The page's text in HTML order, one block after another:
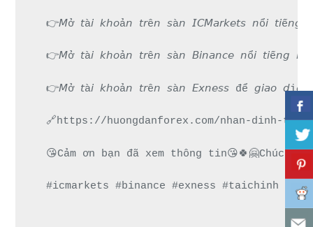
👉𝘔ở 𝘵à𝘪 𝘬𝘩𝘰ả𝘯 𝘵𝘳ê𝘯 𝘴à𝘯 𝘐𝘊𝘔𝘢𝘳𝘬𝘦𝘵𝘴 𝘯ổ𝘪
👉𝘔ở 𝘵à𝘪 𝘬𝘩𝘰ả𝘯 𝘵𝘳ê𝘯 𝘴à𝘯 𝘉𝘪𝘯𝘢𝘯𝘤𝘦 𝘯ổ𝘪
👉𝘔ở 𝘵à𝘪 𝘬𝘩𝘰ả𝘯 𝘵𝘳ê𝘯 𝘴à𝘯 𝘌𝘹𝘯𝘦𝘴𝘴 để 𝘨𝘪𝘢𝘰
🔗https://huongdanforex.com/nhan-dinh-
😘Cảm ơn bạn đã xem thông tin😘🍀🤗Chúc
#icmarkets #binance #exness #taichinh